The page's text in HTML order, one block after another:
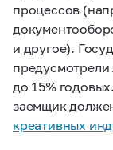
процессов
и другое).
предусмотрели
до 15%
заемщик
креативных